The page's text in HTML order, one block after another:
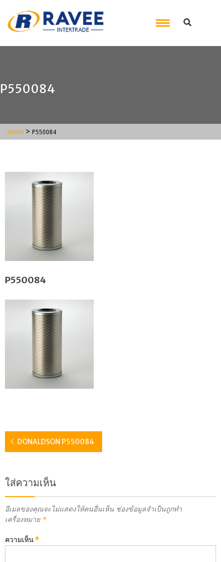
P550084
Home > P550084
P550084
DONALDSON P550084
ใส่ความเห็น
อีเมลของคุณจะไม่แสดงให้คนอื่นเห็น ช่องข้อมูลจำเป็นถูกทำ
เครื่องหมาย *
ความเห็น*